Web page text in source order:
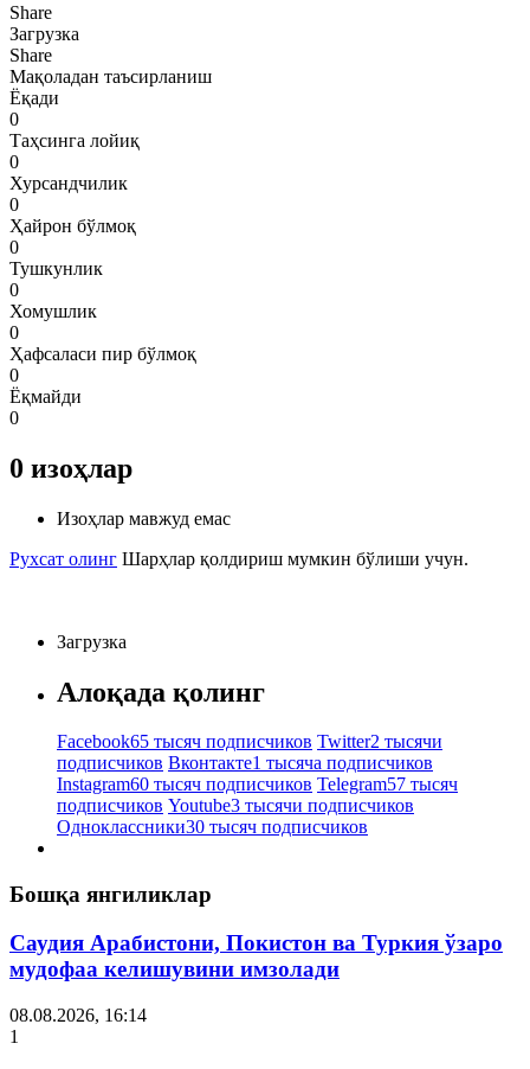
Share
Загрузка
Share
Мақоладан таъсирланиш
Ёқади
0
Таҳсинга лойиқ
0
Хурсандчилик
0
Ҳайрон бўлмоқ
0
Тушкунлик
0
Хомушлик
0
Ҳафсаласи пир бўлмоқ
0
Ёқмайди
0
0 изоҳлар
Изоҳлар мавжуд емас
Рухсат олинг Шарҳлар қолдириш мумкин бўлиши учун.
Загрузка
Алоқада қолинг
Facebook65 тысяч подписчиков Twitter2 тысячи
подписчиков Вконтакте1 тысяча подписчиков
Instagram60 тысяч подписчиков Telegram57 тысяч
подписчиков Youtube3 тысячи подписчиков
Одноклассники30 тысяч подписчиков
Бошқа янгиликлар
Саудия Арабистони, Покистон ва Туркия ўзаро
мудофаа келишувини имзолади
08.08.2026, 16:14
1